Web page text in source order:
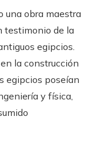
una obra maestra
testimonio de la
egipcios.
la construcción
egipcios poseían
y física,